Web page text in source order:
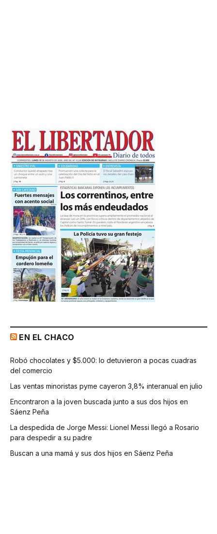
EN EL CHACO
Robó chocolates y $5.000: lo detuvieron a pocas cuadras
del comercio
Las ventas minoristas pyme cayeron 3,8% interanual en julio
Encontraron a la joven buscada junto a sus dos hijos en
Sáenz Peña
La despedida de Jorge Messi: Lionel Messi llegó a Rosario
para despedir a su padre
Buscan a una mamá y sus dos hijos en Sáenz Peña